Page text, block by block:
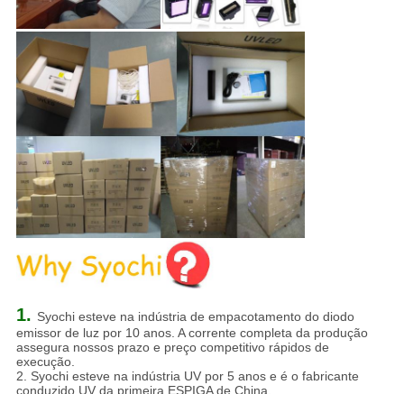
1. Syochi esteve na indústria de empacotamento do diodo
emissor de luz por 10 anos. A corrente completa da produção
assegura nossos prazo e preço competitivo rápidos de
execução.
2. Syochi esteve na indústria UV por 5 anos e é o fabricante
conduzido UV da primeira ESPIGA de China.